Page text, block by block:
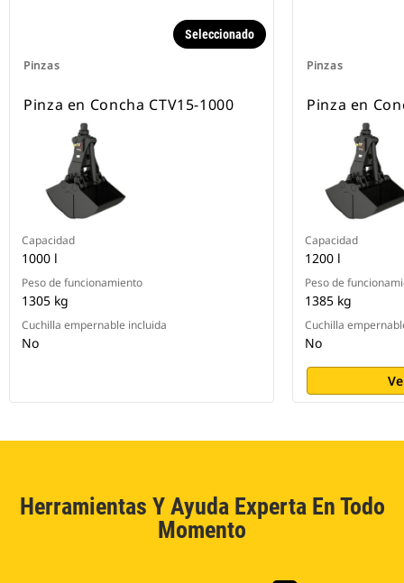
Pinzas
Seleccionado
Pinza en Concha CTV15-1000
Capacidad
1000 l
Peso de funcionamiento
1305 kg
Cuchilla empernable incluida
No
Pinzas
Pinza en
Capacidad
1200 l
Peso de
1385 kg
Cuchilla
No
Herramientas Y Ayuda Experta En Todo
Momento